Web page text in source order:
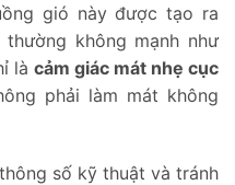
gió này được tạo ra
không mạnh như
là cảm giác mát nhẹ cục
phải làm mát không
số kỹ thuật và tránh